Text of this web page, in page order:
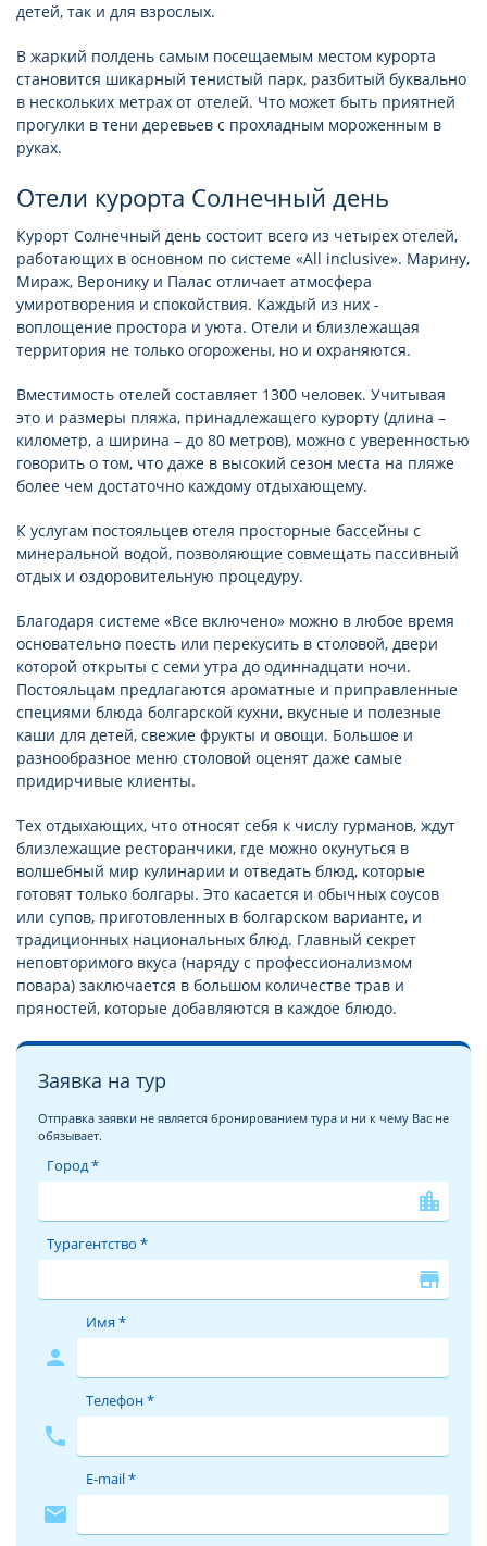
детей, так и для взрослых.
В жаркий полдень самым посещаемым местом курорта
становится шикарный тенистый парк, разбитый буквально
в нескольких метрах от отелей. Что может быть приятней
прогулки в тени деревьев с прохладным мороженным в
руках.
Отели курорта Солнечный день
Курорт Солнечный день состоит всего из четырех отелей,
работающих в основном по системе «All inclusive». Марину,
Мираж, Веронику и Палас отличает атмосфера
умиротворения и спокойствия. Каждый из них -
воплощение простора и уюта. Отели и близлежащая
территория не только огорожены, но и охраняются.
Вместимость отелей составляет 1300 человек. Учитывая
это и размеры пляжа, принадлежащего курорту (длина –
километр, а ширина – до 80 метров), можно с уверенностью
говорить о том, что даже в высокий сезон места на пляже
более чем достаточно каждому отдыхающему.
К услугам постояльцев отеля просторные бассейны с
минеральной водой, позволяющие совмещать пассивный
отдых и оздоровительную процедуру.
Благодаря системе «Все включено» можно в любое время
основательно поесть или перекусить в столовой, двери
которой открыты с семи утра до одиннадцати ночи.
Постояльцам предлагаются ароматные и приправленные
специями блюда болгарской кухни, вкусные и полезные
каши для детей, свежие фрукты и овощи. Большое и
разнообразное меню столовой оценят даже самые
придирчивые клиенты.
Тех отдыхающих, что относят себя к числу гурманов, ждут
близлежащие ресторанчики, где можно окунуться в
волшебный мир кулинарии и отведать блюд, которые
готовят только болгары. Это касается и обычных соусов
или супов, приготовленных в болгарском варианте, и
традиционных национальных блюд. Главный секрет
неповторимого вкуса (наряду с профессионализмом
повара) заключается в большом количестве трав и
пряностей, которые добавляются в каждое блюдо.
Заявка на тур
Отправка заявки не является бронированием тура и ни к чему Вас не
обязывает.
Город *
location_city
Турагентство *
store
person
Имя *
phone
Телефон *
mail
E-mail *